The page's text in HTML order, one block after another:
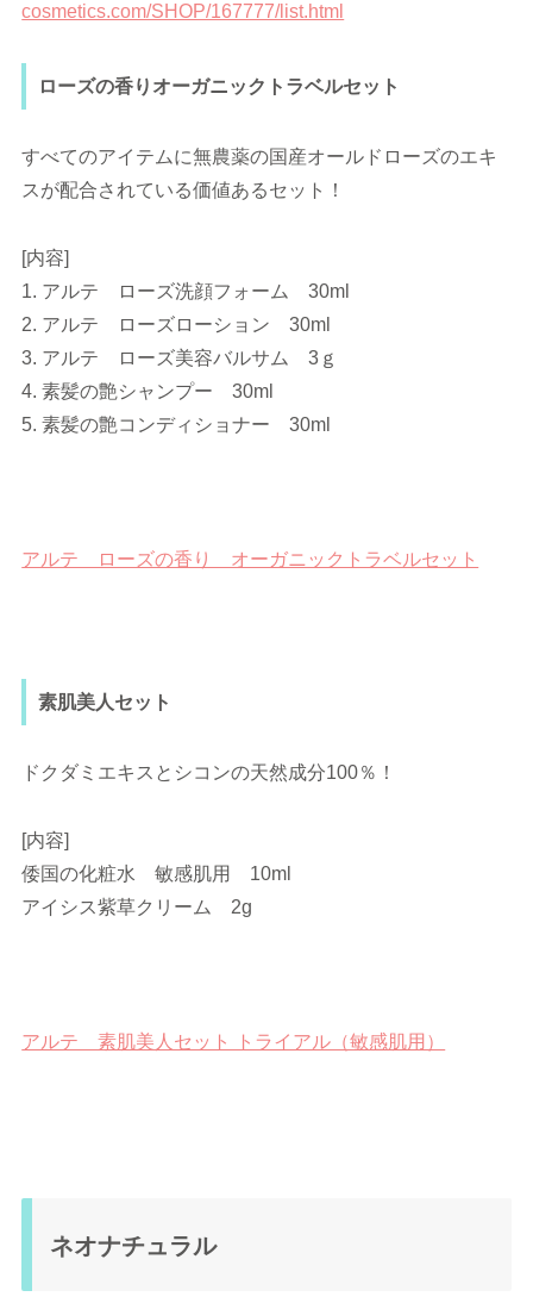
cosmetics.com/SHOP/167777/list.html
ローズの香りオーガニックトラベルセット
すべてのアイテムに無農薬の国産オールドローズのエキ
スが配合されている価値あるセット！
[内容]
1. アルテ ローズ洗顔フォーム 30ml
2. アルテ ローズローション 30ml
3. アルテ ローズ美容バルサム 3ｇ
4. 素髪の艶シャンプー 30ml
5. 素髪の艶コンディショナー 30ml
アルテ ローズの香り オーガニックトラベルセット
素肌美人セット
ドクダミエキスとシコンの天然成分100％！
[内容]
倭国の化粧水 敏感肌用 10ml
アイシス紫草クリーム 2g
アルテ 素肌美人セット トライアル（敏感肌用）
ネオナチュラル